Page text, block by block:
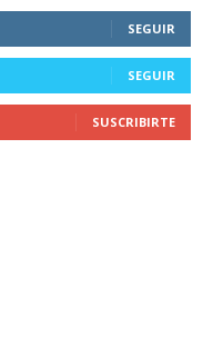
SEGUIR
SEGUIR
SUSCRIBIRTE